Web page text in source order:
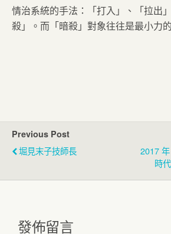
情治系統的手法：「打入」、「拉出
殺」。而「暗殺」對象往往是最小力
Previous Post
堀見末子技師長
2017
時
發佈留言